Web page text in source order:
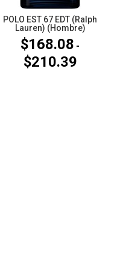
POLO EST 67 EDT (Ralph
Lauren) (Hombre)
$168.08 -
$210.39Rango